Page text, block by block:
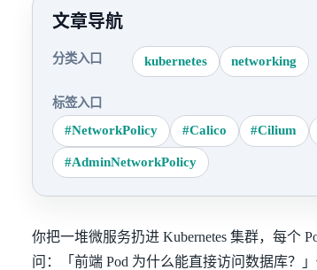
文章导航
分类入口 kubernetes networking
标签入口
#NetworkPolicy
#Calico #Cilium
#AdminNetworkPolicy
你把一堆微服务扔进 Kubernetes 集群，每个
问：「前端 Pod 为什么能直接访问数据库？